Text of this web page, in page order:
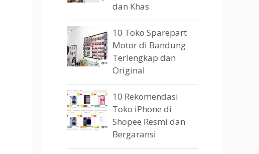
dan Khas
10 Toko Sparepart
Motor di Bandung
Terlengkap dan
Original
10 Rekomendasi
Toko iPhone di
Shopee Resmi dan
Bergaransi